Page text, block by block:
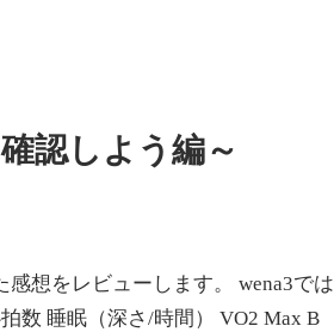
認しよう編～
想をレビューします。 wena3では
数 睡眠（深さ/時間） VO2 Max B